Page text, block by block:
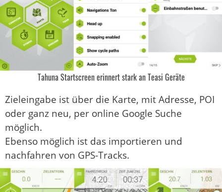
Tahuna Startscreen erinnert stark an Teasi Geräte
Zieleingabe ist über die Karte, mit Adresse, POI
oder ganz neu, per online Google Suche
möglich.
Ebenso möglich ist das importieren und
nachfahren von GPS-Tracks.